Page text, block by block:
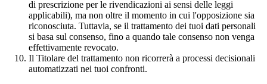
di prescrizione per le rivendicazioni ai sensi delle leggi
applicabili), ma non oltre il momento in cui l'opposizione sia
riconosciuta. Tuttavia, se il trattamento dei tuoi dati personali
si basa sul consenso, fino a quando tale consenso non venga
effettivamente revocato.
Il Titolare del trattamento non ricorrerà a processi decisionali
automatizzati nei tuoi confronti.